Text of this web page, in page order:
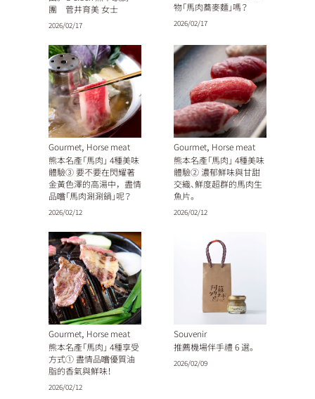
團 菅井育美 女士
2026/02/17
物「馬肉蕎麥麵」嗎？
2026/02/17
Gourmet, Horse meat
熊本名產「馬肉」 4種美味
體驗③ 要不要在閃耀著
金黃色澤的高湯中，盡情
品嚐「馬肉涮涮鍋」呢？
2026/02/12
Gourmet, Horse meat
熊本名產「馬肉」 4種美味
體驗② 濃郁鮮味與甘甜
交織、鮮度超群的馬肉生
魚片。
2026/02/12
Gourmet, Horse meat
熊本名產「馬肉」 4種享受
方式① 盡情品嚐優質油
脂的香氣與鮮味！
2026/02/12
Souvenir
推薦機場伴手禮 6 選。
2026/02/09